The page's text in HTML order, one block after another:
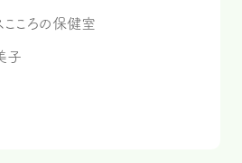
こころの保健室
子